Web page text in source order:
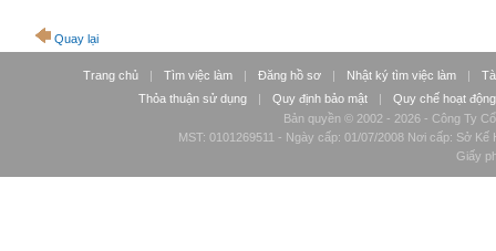
Quay lại
Trang chủ | Tìm việc làm | Đăng hồ sơ | Nhật ký tìm việc làm |
Thỏa thuận sử dụng
| Quy định bảo mật |
Quy chế hoạt động
Bản quyền © 2002 - 2026 - Công Ty
MST: 0101269511 - Ngày cấp: 01/07/2008 Nơi cấp: Sở
Giấy